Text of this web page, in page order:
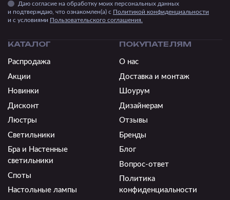
Даю согласие на обработку моих персональных данных
и подтверждаю, что ознакомлен(а) с Политикой конфиденциальности
и c условиями Пользовательского соглашения.
КАТАЛОГ
Распродажа
Акции
Новинки
Дисконт
Люстры
Светильники
Бра и Настенные
светильники
Споты
Настольные лампы
ПОКУПАТЕЛЯМ
О нас
Доставка и монтаж
Шоурум
Дизайнерам
Отзывы
Бренды
Блог
Вопрос-ответ
Политика
конфиденциальности